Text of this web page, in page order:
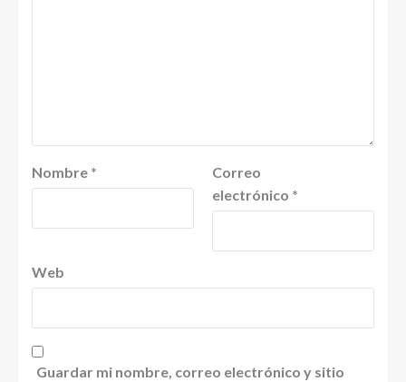
Nombre *
Correo
electrónico *
Web
Guardar mi nombre, correo electrónico y sitio